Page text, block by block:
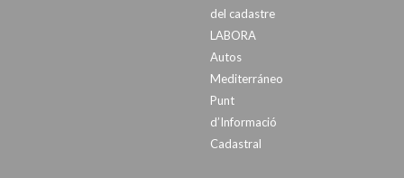
del cadastre
LABORA
Autos
Mediterráneo
Punt
d’Informació
Cadastral